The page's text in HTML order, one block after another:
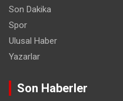
Son Dakika
Spor
Ulusal Haber
Yazarlar
Son Haberler